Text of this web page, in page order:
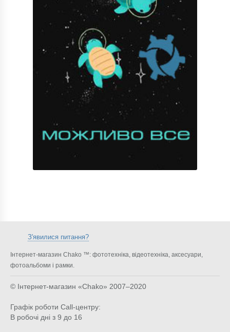
З'явилися питання?
Інтернет-магазин Chako ™: фототехніка, відеотехніка, аксесуари,
фотоальбоми і рамки.
© Інтернет-магазин «Chako» 2007–2020
Графік роботи Call-центру:
В робочі дні з 9 до 16